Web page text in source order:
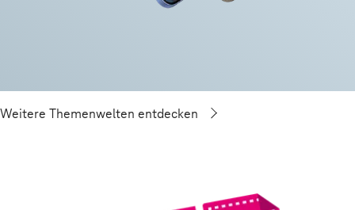
Weitere Themenwelten entdecken